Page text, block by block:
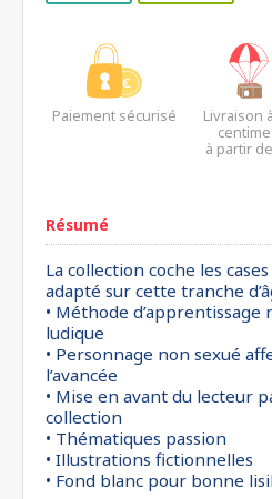
Paiement sécurisé
Livraison
à partir
Résumé
La collection coche les
adapté sur cette tranche
• Méthode
ludique
• Personnage non sexué
l’avancée
• Mise en avant du lecteur
collection
• Thématiques passion
• Illustrations fictionnelles
• Fond blanc pour bonne